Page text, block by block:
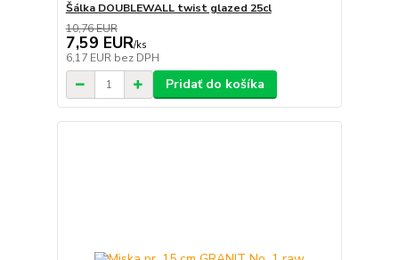
Šálka DOUBLEWALL twist glazed 25cl
10,76 EUR
7,59 EUR/ks
6,17 EUR bez DPH
Pridať do košíka